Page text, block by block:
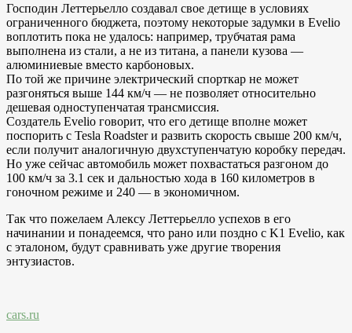
Господин Леттерьелло создавал свое детище в условиях
ограниченного бюджета, поэтому некоторые задумки в Evelio
воплотить пока не удалось: например, трубчатая рама
выполнена из стали, а не из титана, а панели кузова —
алюминиевые вместо карбоновых.
По той же причине электрический спорткар не может
разгоняться выше 144 км/ч — не позволяет относительно
дешевая одноступенчатая трансмиссия.
Создатель Evelio говорит, что его детище вполне может
поспорить с Tesla Roadster и развить скорость свыше 200 км/ч,
если получит аналогичную двухступенчатую коробку передач.
Но уже сейчас автомобиль может похвастаться разгоном до
100 км/ч за 3.1 сек и дальностью хода в 160 километров в
гоночном режиме и 240 — в экономичном.
Так что пожелаем Алексу Леттерьелло успехов в его
начинании и понадеемся, что рано или поздно с K1 Evelio, как
с эталоном, будут сравнивать уже другие творения
энтузиастов.
cars.ru